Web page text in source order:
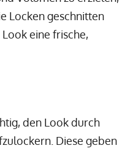
Locken geschnitten
eine frische,
den Look durch
Diese geben